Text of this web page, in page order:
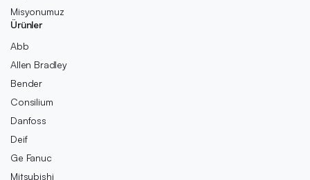
Misyonumuz
Ürünler
Abb
Allen Bradley
Bender
Consilium
Danfoss
Deif
Ge Fanuc
Mitsubishi